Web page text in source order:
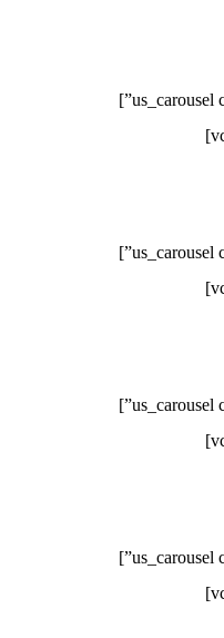
[/vc_column_text][us_carousel columns=”1″ carousel_arrows=”1″ carousel_dots=”1″ items_layout=”5638″ post_type=”us_testimonial” items_quantity=”10″ carousel_arrows_offset=”1rem”]
[/vc_column_text][us_carousel columns=”1″ carousel_arrows=”1″ carousel_dots=”1″ items_layout=”5639″ post_type=”us_testimonial” items_quantity=”10″ carousel_arrows_offset=”1rem”]
[/vc_column_text][us_carousel columns=”1″ carousel_arrows=”1″ carousel_dots=”1″ items_layout=”5640″ post_type=”us_testimonial” items_quantity=”10″ carousel_arrows_offset=”1rem”]
[/vc_column_text][us_carousel columns=”1″ carousel_arrows=”1″ carousel_dots=”1″ items_layout=”5641″ post_type=”us_testimonial” items_quantity=”10″ carousel_arrows_offset=”1rem”]